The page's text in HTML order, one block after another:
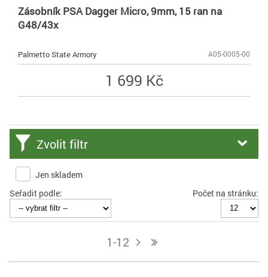
Zásobník PSA Dagger Micro, 9mm, 15 ran na
G48/43x
Palmetto State Armory A05-0005-00
1 699 Kč
Zvolit filtr
Jen skladem
Seřadit podle:
Počet na stránku:
1-12 j n